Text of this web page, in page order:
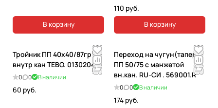
В корзину
110 руб.
В корзину
Тройник ПП 40х40/87гр
внутр кан ТЕВО. 013020412
0 0 В наличии
60 руб.
Переход на чугун(тапер)
ПП 50/75 с манжетой
вн.кан. RU-СИ . 569001.R
0 0 В наличии
174 руб.